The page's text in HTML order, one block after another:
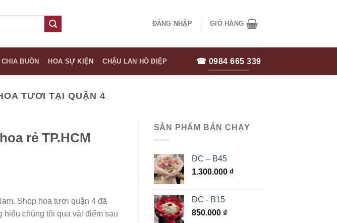
ĐĂNG NHẬP GIỎ HÀNG
CHIA BUỒN HOA SỰ KIỆN CHẬU LAN HỒ ĐIỆP ☎ 0984 665 339
TƯƠI TẠI QUẬN 4
rẻ TP.HCM
Shop hoa tươi quận 4 đã
chúng tôi qua vài điểm sau
SẢN PHẨM BÁN CHẠY
ĐC – B45
1.300.000 ₫
ĐC - B15
850.000 ₫